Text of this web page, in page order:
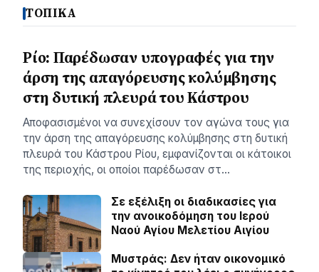
ΤΟΠΙΚΑ
Ρίο: Παρέδωσαν υπογραφές για την
άρση της απαγόρευσης κολύμβησης
στη δυτική πλευρά του Κάστρου
Αποφασισμένοι να συνεχίσουν τον αγώνα τους για
την άρση της απαγόρευσης κολύμβησης στη δυτική
πλευρά του Κάστρου Ρίου, εμφανίζονται οι κάτοικοι
της περιοχής, οι οποίοι παρέδωσαν στ…
Σε εξέλιξη οι διαδικασίες για
την ανοικοδόμηση του Ιερού
Ναού Αγίου Μελετίου Αιγίου
Μυστράς: Δεν ήταν οικονομικό